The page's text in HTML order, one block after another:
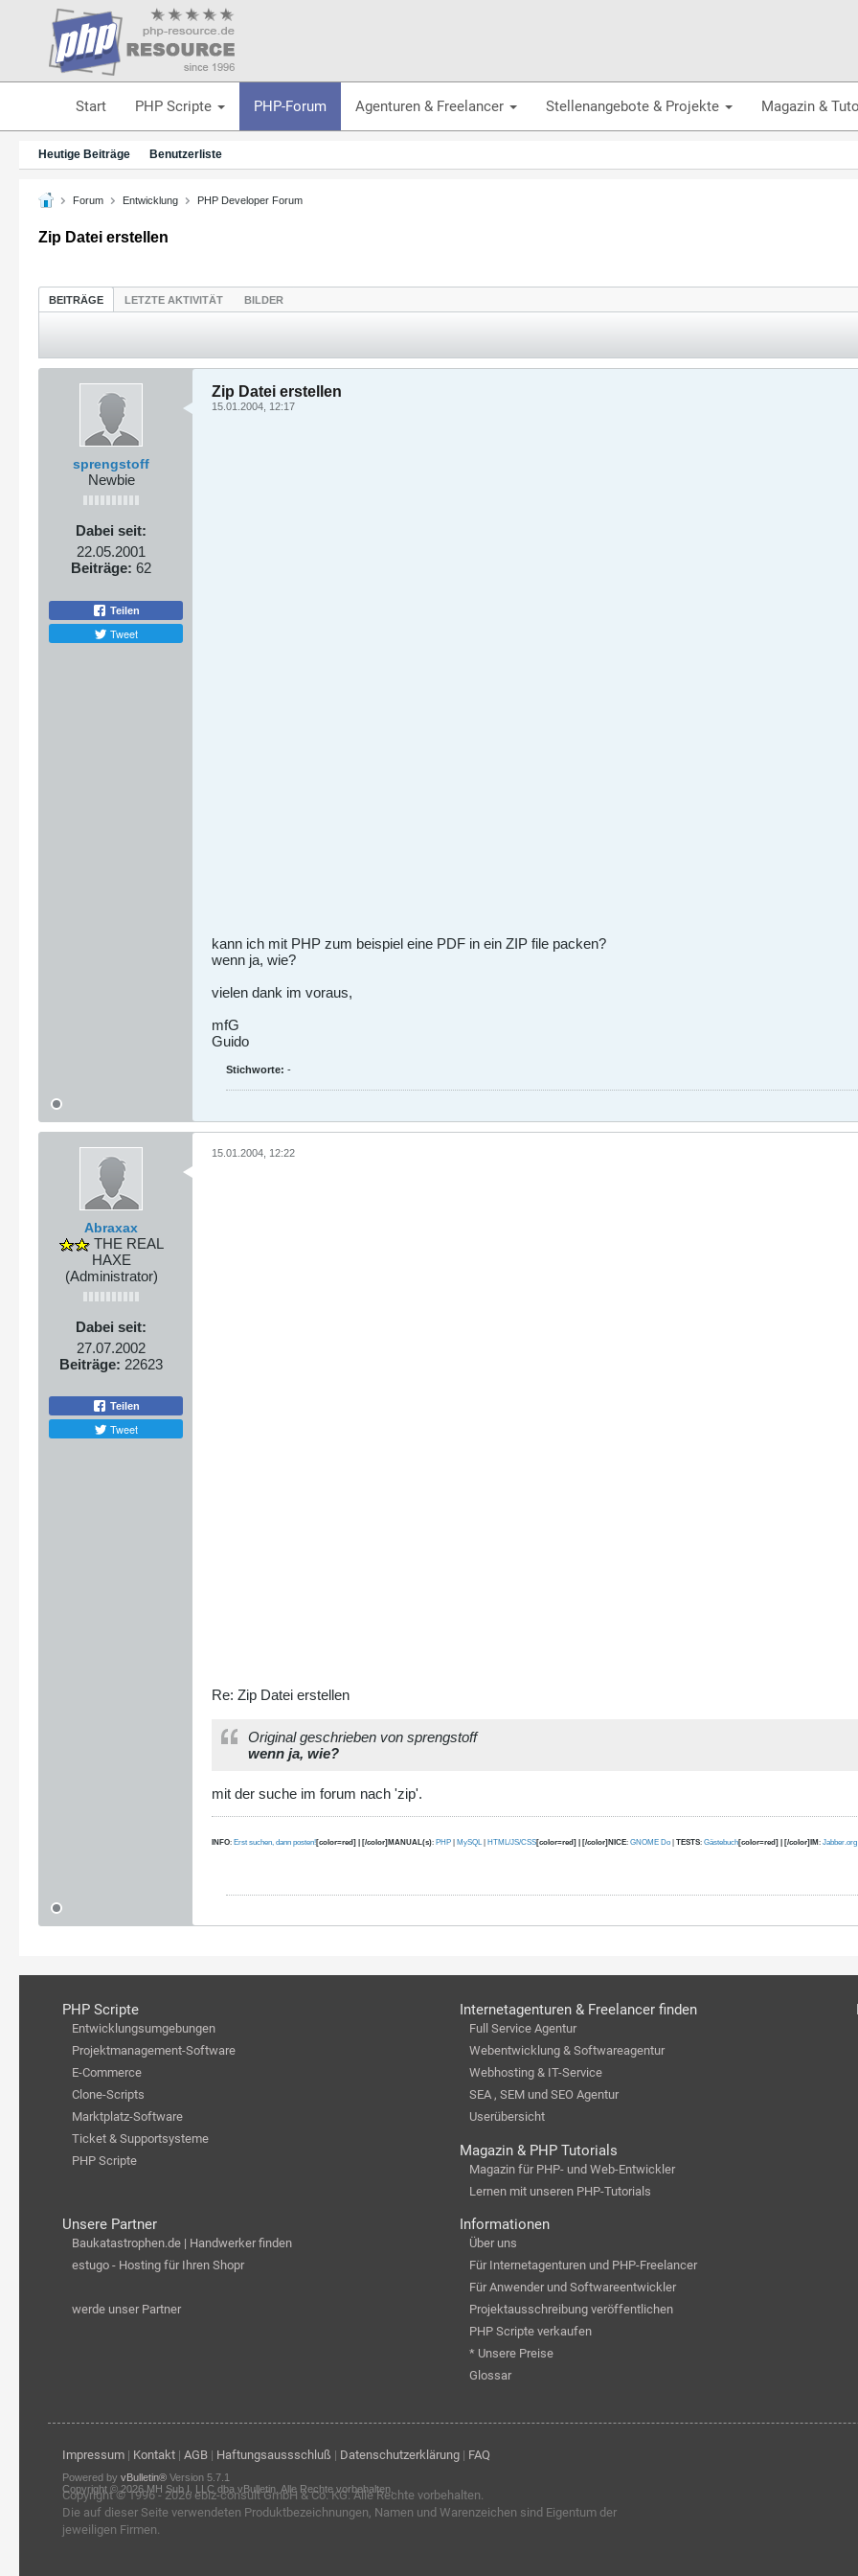
Start PHP Scripte PHP-Forum Agenturen & Freelancer Stellenangebote & Projekte Magazin &
Heutige Beiträge Benutzerliste
Forum Entwicklung PHP Developer Forum
Zip Datei erstellen
BEITRÄGE LETZTE AKTIVITÄT BILDER
sprengstoff
Newbie
Dabei seit:
22.05.2001
Beiträge: 62
Teilen
Tweet
Zip Datei erstellen
15.01.2004, 12:17
kann ich mit PHP zum beispiel eine PDF in ein ZIP file packen?
wenn ja, wie?
vielen dank im voraus,
mfG
Guido
Stichworte: -
Abraxax
THE REAL
HAXE
(Administrator)
Dabei seit:
27.07.2002
Beiträge: 22623
Teilen
Tweet
15.01.2004, 12:22
Re: Zip Datei erstellen
Original geschrieben von sprengstoff
wenn ja, wie?
mit der suche im forum nach 'zip'.
INFO: Erst suchen, dann posten![color=red] | [/color]MANUAL(s): PHP | MySQL | HTML/JS/CSS[color=red] | [/color]NICE: GNOME Do | TESTS: Gästebuch[color=red] | [/color]IM: Jabber.org
PHP Scripte
Entwicklungsumgebungen
Projektmanagement-Software
E-Commerce
Clone-Scripts
Marktplatz-Software
Ticket & Supportsysteme
PHP Scripte
Internetagenturen & Freelancer finden
Full Service Agentur
Webentwicklung & Softwareagentur
Webhosting & IT-Service
SEA , SEM und SEO Agentur
Userübersicht
Magazin & PHP Tutorials
Magazin für PHP- und Web-Entwickler
Lernen mit unseren PHP-Tutorials
Unsere Partner
Baukatastrophen.de | Handwerker finden
estugo - Hosting für Ihren Shopr
werde unser Partner
Informationen
Über uns
Für Internetagenturen und PHP-Freelancer
Für Anwender und Softwareentwickler
Projektausschreibung veröffentlichen
PHP Scripte verkaufen
* Unsere Preise
Glossar
Impressum| Kontakt| AGB| Haftungsaussschluß | Datenschutzerklärung| FAQ
Copyright © 1996 - 2026 ebiz-consult GmbH & Co. KG. Alle Rechte vorbehalten.
Die auf dieser Seite verwendeten Produktbezeichnungen, Namen und Warenzeichen sind Eigentum der
jeweiligen Firmen.
Powered by vBulletin®Version 5.7.1
Copyright © 2026 MH Sub I, LLC dba vBulletin. Alle Rechte vorbehalten.